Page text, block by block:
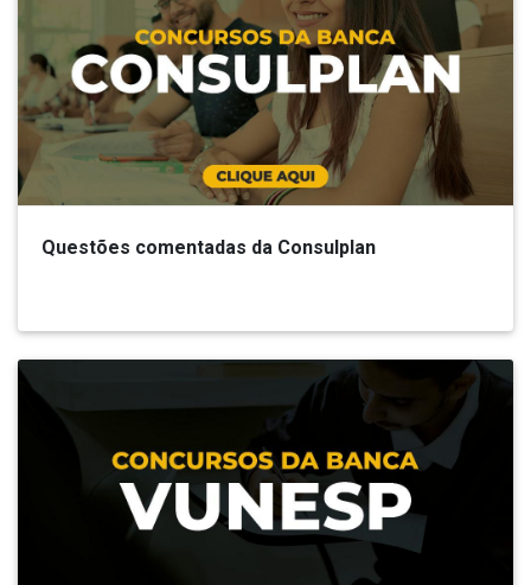
Questões comentadas da Consulplan